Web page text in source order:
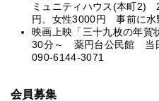
ミュニティハウス(本町2)
円、女性3000円 事前に
映画上映「三十九枚の年賀
30分～ 薬円台公民館 当
090-6144-3071
会員募集